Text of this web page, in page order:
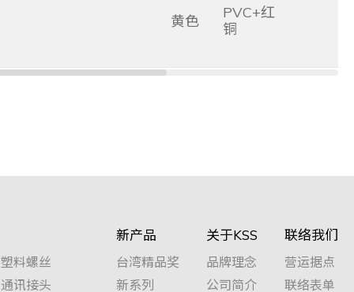
黄色
PVC+红
铜
塑料螺丝
通讯接头
新产品
台湾精品奖
新系列
关于KSS
品牌理念
公司简介
联络我们
营运据点
联络表单